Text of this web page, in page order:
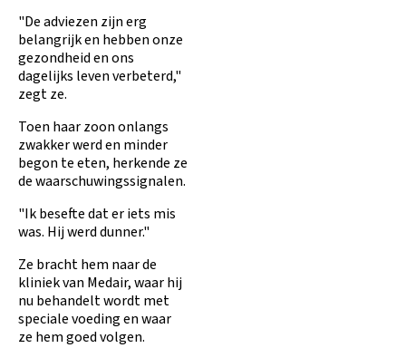
"De adviezen zijn erg
belangrijk en hebben onze
gezondheid en ons
dagelijks leven verbeterd,"
zegt ze.
Toen haar zoon onlangs
zwakker werd en minder
begon te eten, herkende ze
de waarschuwingssignalen.
"Ik besefte dat er iets mis
was. Hij werd dunner."
Ze bracht hem naar de
kliniek van Medair, waar hij
nu behandelt wordt met
speciale voeding en waar
ze hem goed volgen.